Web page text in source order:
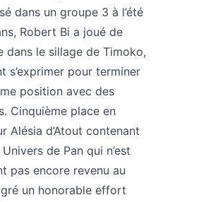
dans un groupe 3 à l’été
Robert Bi a joué de
dans le sillage de Timoko,
s’exprimer pour terminer
position avec des
Cinquième place en
Alésia d’Atout contenant
de Pan qui n’est
pas encore revenu au
un honorable effort